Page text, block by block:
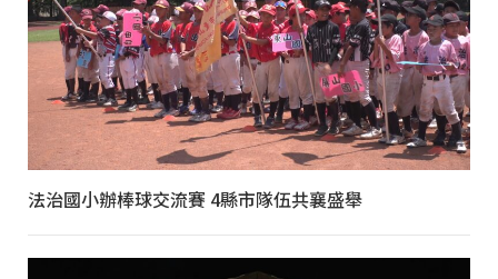
法治國小辦棒球交流賽 4縣市隊伍共襄盛舉